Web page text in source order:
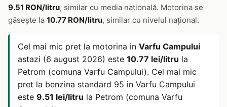
9.51 RON/litru, similar cu media națională. Motorina se
găsește la 10.77 RON/litru, similar cu nivelul național.
Cel mai mic pret la motorina in Varfu Campului
astazi (6 august 2026) este 10.77 lei/litru la
Petrom (comuna Varfu Campului). Cel mai mic
pret la benzina standard 95 in Varfu Campului
este 9.51 lei/litru la Petrom (comuna Varfu